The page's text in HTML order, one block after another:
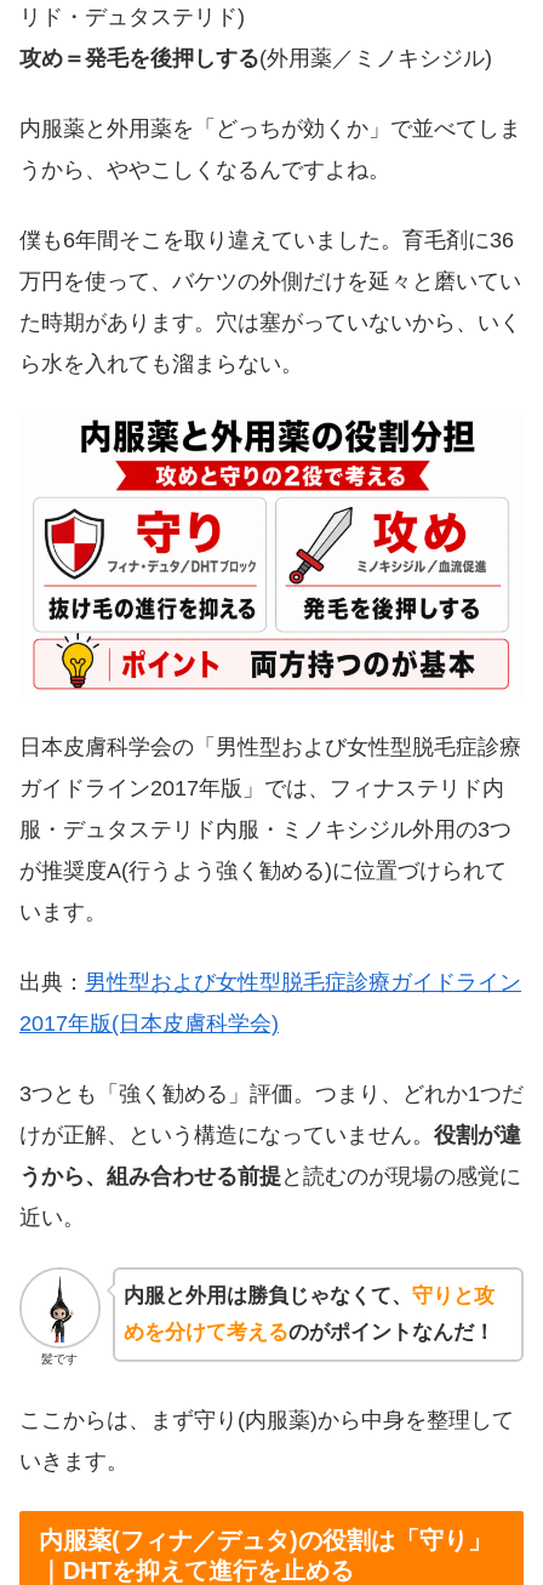
リド・デュタステリド)
攻め＝発毛を後押しする(外用薬／ミノキシジル)
内服薬と外用薬を「どっちが効くか」で並べてしま
うから、ややこしくなるんですよね。
僕も6年間そこを取り違えていました。育毛剤に36
万円を使って、バケツの外側だけを延々と磨いてい
た時期があります。穴は塞がっていないから、いく
ら水を入れても溜まらない。
日本皮膚科学会の「男性型および女性型脱毛症診療
ガイドライン2017年版」では、フィナステリド内
服・デュタステリド内服・ミノキシジル外用の3つ
が推奨度A(行うよう強く勧める)に位置づけられて
います。
出典： 男性型および女性型脱毛症診療ガイドライン
2017年版(日本皮膚科学会)
3つとも「強く勧める」評価。つまり、どれか1つだ
けが正解、という構造になっていません。 役割が違
うから、組み合わせる前提と読むのが現場の感覚に
近い。
髪です
内服と外用は勝負じゃなくて、 守りと攻
めを分けて考えるのがポイントなんだ！
ここからは、まず守り(内服薬)から中身を整理して
いきます。
内服薬(フィナ／デュタ)の役割は「守り」
｜DHTを抑えて進行を止める